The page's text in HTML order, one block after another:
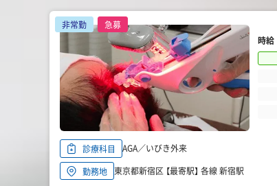
非常勤
急募
時給
診療科目
AGA／いびき外来
勤務地 東京都新宿区 【最寄駅】 各線 新宿駅